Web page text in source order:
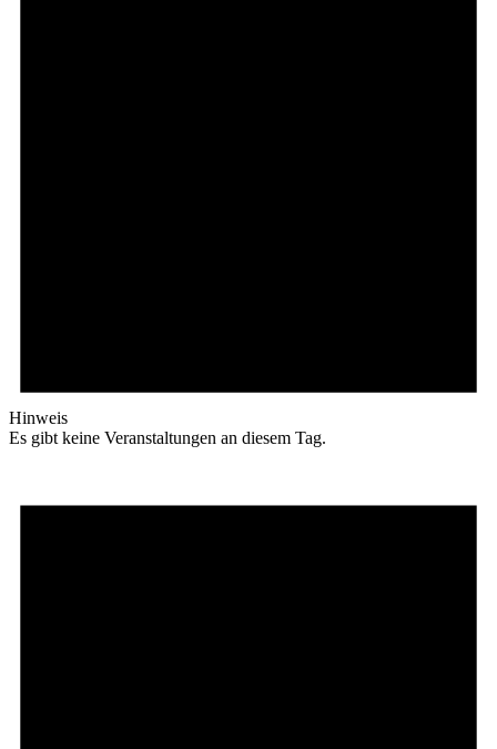
Hinweis
Es gibt keine Veranstaltungen an diesem Tag.